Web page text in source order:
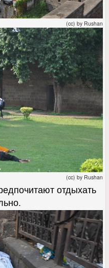
(cc) by Rushan
(cc) by Rushan
отдыхать